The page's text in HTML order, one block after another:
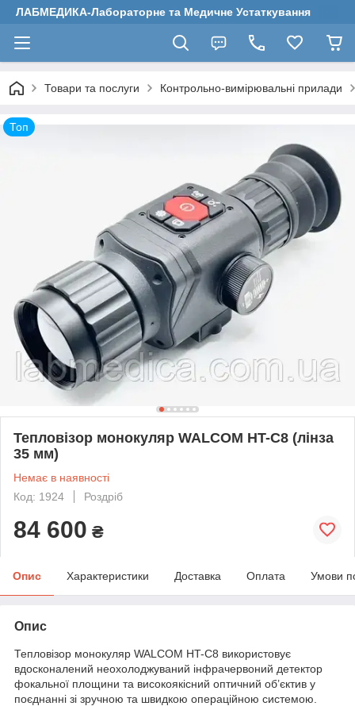
ЛАБМЕДИКА-Лабораторне та Медичне Устаткування
Товари та послуги Контрольно-вимірювальні прилади
Топ
Тепловізор монокуляр WALCOM HT-С8 (лінза
35 мм)
Немає в наявності
Код: 1924
Роздріб
84 600 ₴
Опис Характеристики Доставка Оплата Умови
Опис
Тепловізор монокуляр WALCOM HT-C8 використовує
вдосконалений неохолоджуваний інфрачервоний детектор
фокальної площини та високоякісний оптичний об’єктив у
поєднанні зі зручною та швидкою операційною системою.